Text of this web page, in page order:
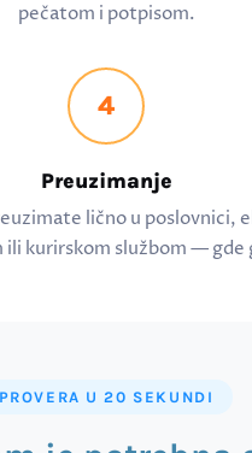
pečatom i potpisom.
4
Preuzimanje
lično u poslovnici,
kurirskom službom — gde
PROVERA U 20 SEKUNDI